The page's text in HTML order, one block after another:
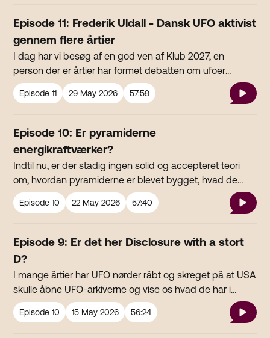
sikkerhedschef.
Episode 11: Frederik Uldall - Dansk UFO aktivist
gennem flere årtier
I dag har vi besøg af en god ven af Klub 2027, en
person der er årtier har formet debatten om ufoer
herhjemme. Og ustoppeligt har arbejdet for at få
seriøsitet omkring emnet.Og den person vi har på besøg
passion kommer fra og hvad der fascinere dig ved
emnet. Og så skal vi høre om et nyt projekt du har sat i
verden.
Episode11 29 May 2026 57:59
Episode 10: Er pyramiderne
energikraftværker?
Indtil nu, er der stadig ingen solid og accepteret teori
om, hvordan pyramiderne er blevet bygget, hvad de
blev brugt til, eller hvad der eventuelt er under dem.Men
det er vi måske kommet et skridt tættere på at finde ud
radaringeniør. Han påstår, at han - sammen med sin
partner Corrado Malanga - har udviklet en
banebrydende metode til at scanne og se langt nede i
jorden. Det har de så gjort under pyramiderne og deres
fund, har mildest talt sendt chokbølger gennem det
etablerede arkæologiske miljø.
Episode10 22 May 2026 57:40
Episode 9: Er det her Disclosure with a stort
D?
I mange årtier har UFO nørder råbt og skreget på at USA
skulle åbne UFO-arkiverne og vise os hvad de har i
gemmerne. Nu gør de det kraftedeme. De åbner
arkiverne. For at hjælpe os med at finde hoved og hale i
Episode10 15 May 2026 56:24